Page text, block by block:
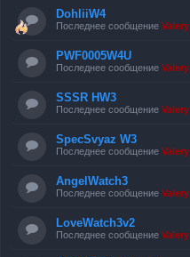
DohliiW4
Последнее сообщение Valery
PWF0005W4U
Последнее сообщение Valery
SSSR HW3
Последнее сообщение Valery
SpecSvyaz W3
Последнее сообщение Valery
AngelWatch3
Последнее сообщение Valery
LoveWatch3v2
Последнее сообщение Valery